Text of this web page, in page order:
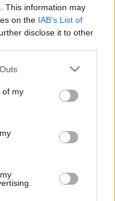
This information may
on the IAB’s List of
disclose it to other
of my
του